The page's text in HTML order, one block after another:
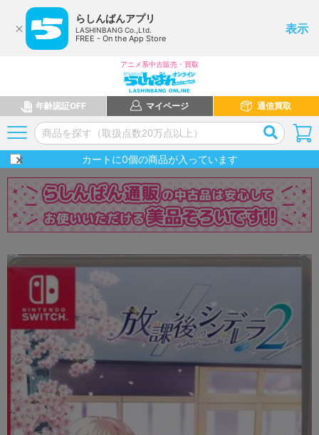
らしんばんアプリ
LASHINBANG Co.,Ltd.
FREE - On the App Store
表示
アニメ系中古販売・買取
年齢認証OFF マイページ 通信買取
カートに0個の商品が入っています